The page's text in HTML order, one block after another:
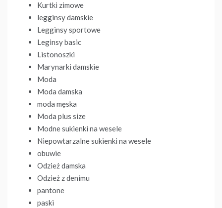
Kurtki zimowe
legginsy damskie
Legginsy sportowe
Leginsy basic
Listonoszki
Marynarki damskie
Moda
Moda damska
moda męska
Moda plus size
Modne sukienki na wesele
Niepowtarzalne sukienki na wesele
obuwie
Odzież damska
Odzież z denimu
pantone
paski